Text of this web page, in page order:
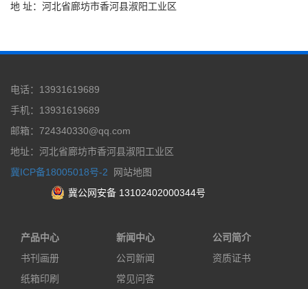
地 址：河北省廊坊市香河县淑阳工业区
电话：13931619689
手机：13931619689
邮箱：724340330@qq.com
地址：河北省廊坊市香河县淑阳工业区
冀ICP备18005018号-2
网站地图
冀公网安备 13102402000344号
产品中心
书刊画册
纸箱印刷
新闻中心
公司新闻
常见问答
公司简介
资质证书